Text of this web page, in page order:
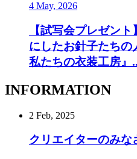
4 May, 2026
【試写会プレゼン
にしたお針子たちの
私たちの衣装工房』
INFORMATION
2 Feb, 2025
クリエイターのみな